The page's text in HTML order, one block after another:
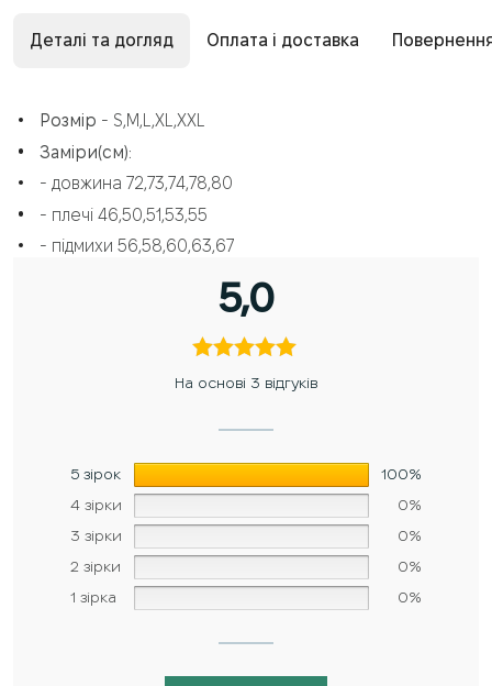
Деталі та догляд Оплата і доставка
Розмір - S,М,L,XL,XXL
Заміри(см):
- довжина 72,73,74,78,80
- плечі 46,50,51,53,55
- підмихи 56,58,60,63,67
5,0
На основі 3 відгуків
5 зірок 100%
4 зірки 0%
3 зірки 0%
2 зірки 0%
1 зірка 0%